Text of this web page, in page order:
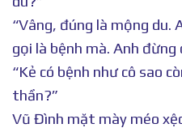
“Vâng, đúng là mộng du.
gọi là bệnh mà. Anh đừng
“Kẻ có bệnh như cô sao
thần?”
Vũ Đình mặt mày méo